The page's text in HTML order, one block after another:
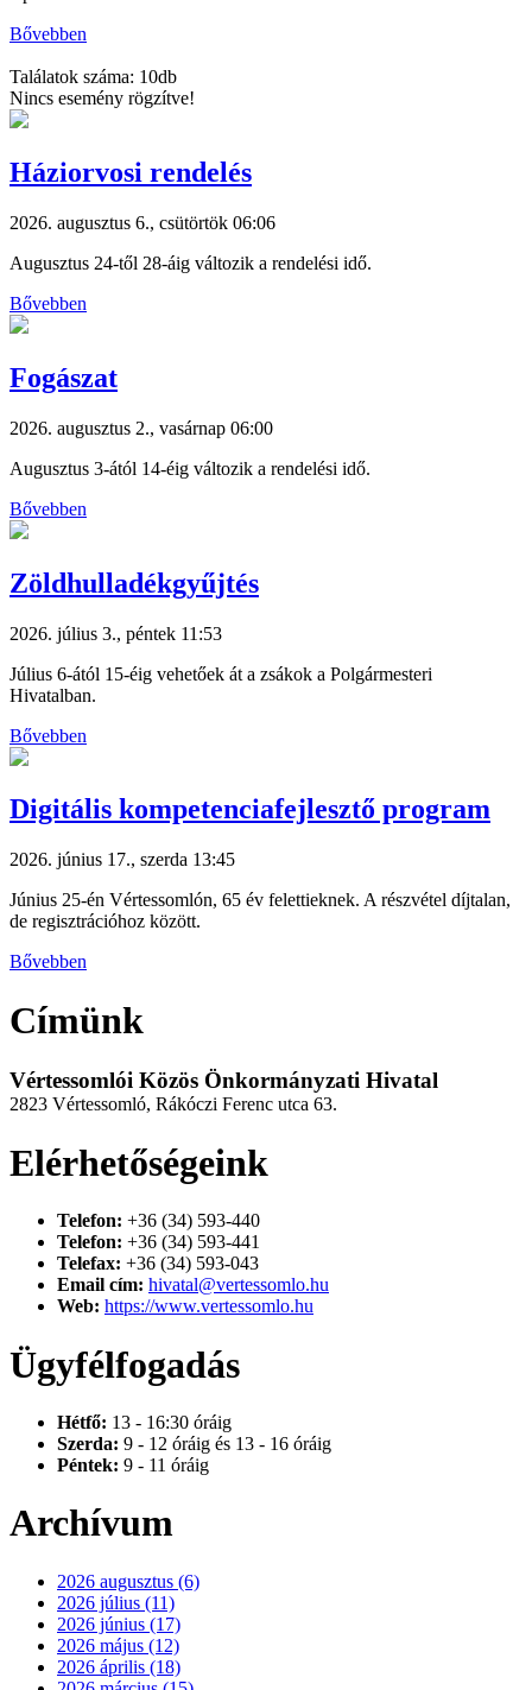
Bővebben
Találatok száma: 10db
Nincs esemény rögzítve!
Háziorvosi rendelés
2026. augusztus 6., csütörtök 06:06
Augusztus 24-től 28-áig változik a rendelési idő.
Bővebben
Fogászat
2026. augusztus 2., vasárnap 06:00
Augusztus 3-ától 14-éig változik a rendelési idő.
Bővebben
Zöldhulladékgyűjtés
2026. július 3., péntek 11:53
Július 6-ától 15-éig vehetőek át a zsákok a Polgármesteri
Hivatalban.
Bővebben
Digitális kompetenciafejlesztő program
2026. június 17., szerda 13:45
Június 25-én Vértessomlón, 65 év felettieknek. A részvétel díjtalan,
de regisztrációhoz között.
Bővebben
Címünk
Vértessomlói Közös Önkormányzati Hivatal
2823 Vértessomló, Rákóczi Ferenc utca 63.
Elérhetőségeink
Telefon: +36 (34) 593-440
Telefon: +36 (34) 593-441
Telefax: +36 (34) 593-043
Email cím: hivatal@vertessomlo.hu
Web: https://www.vertessomlo.hu
Ügyfélfogadás
Hétfő: 13 - 16:30 óráig
Szerda: 9 - 12 óráig és 13 - 16 óráig
Péntek: 9 - 11 óráig
Archívum
2026 augusztus (6)
2026 július (11)
2026 június (17)
2026 május (12)
2026 április (18)